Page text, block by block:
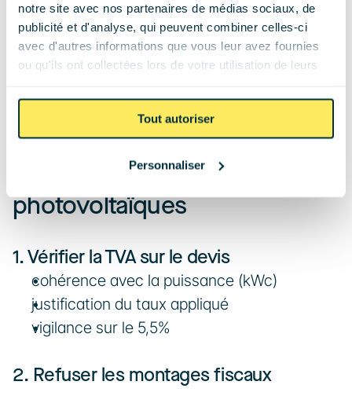
notre site avec nos partenaires de médias sociaux, de
publicité et d'analyse, qui peuvent combiner celles-ci
avec d'autres informations que vous leur avez fournies
ou qu'ils ont collectées lors de votre utilisation de leurs
Tout autoriser
Personnaliser
intégration sur la toiture (inclinaison,
ensoleillement)
👉 L’électricité produite peut : être
consommée directement (autoconsommation)
ou injectée en surplus sur le réseau
Comment éviter les arnaques
photovoltaïques
1. Vérifier la TVA sur le devis
cohérence avec la puissance (kWc)
justification du taux appliqué
vigilance sur le 5,5%
2. Refuser les montages fiscaux